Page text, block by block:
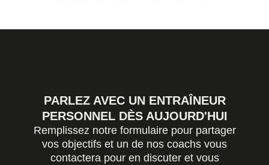
PARLEZ AVEC UN ENTRAÎNEUR
PERSONNEL DÈS AUJOURD'HUI
Remplissez notre formulaire pour partager
vos objectifs et un de nos coachs vous
contactera pour en discuter et vous